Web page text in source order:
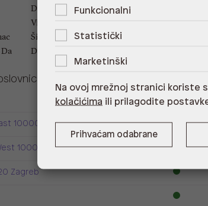
Duljina naramenice: 53.34 cm
Visina: 12 cm
Širina: 20 cm
Dubina: 7 cm
Dostupno
10000 Zagreb
10000 Zagreb
Zagreb
Funkcionalni
Statistički
Marketinški
Na ovoj mrežnoj stranici koriste
kolačićima ili prilagodite
Prihvaćam odabrane